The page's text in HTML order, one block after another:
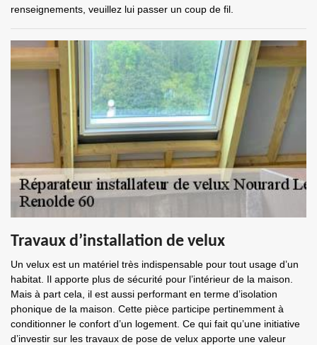
renseignements, veuillez lui passer un coup de fil.
Travaux d’installation de velux
Un velux est un matériel très indispensable pour tout usage d’un
habitat. Il apporte plus de sécurité pour l’intérieur de la maison.
Mais à part cela, il est aussi performant en terme d’isolation
phonique de la maison. Cette pièce participe pertinemment à
conditionner le confort d’un logement. Ce qui fait qu’une initiative
d’investir sur les travaux de pose de velux apporte une valeur